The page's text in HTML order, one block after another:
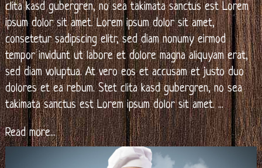
clita kasd gubergren, no sea takimata sanctus est Lorem
ipsum dolor sit amet. Lorem ipsum dolor sit amet,
consetetur sadipscing elitr, sed diam nonumy eirmod
tempor invidunt ut labore et dolore magna aliquyam erat,
sed diam voluptua. At vero eos et accusam et justo duo
dolores et ea rebum. Stet clita kasd gubergren, no sea
takimata sanctus est Lorem ipsum dolor sit amet....
Read more...